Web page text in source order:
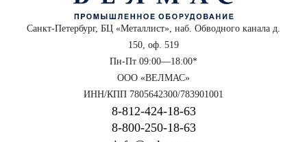
Санкт-Петербург, БЦ «Металлист», наб. Обводного канала д.
150, оф. 519
Пн-Пт 09:00—18:00*
ООО «ВЕЛМАС»
ИНН/КПП 7805642300/783901001
8‑812‑424‑18‑63
8‑800‑250‑18‑63